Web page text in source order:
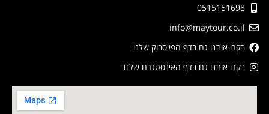
0515151698
info@maytour.co.il
בקרו אותנו גם בדף הפייסבוק שלנו
בקרו אותנו גם בדף האינסטגרם שלנו